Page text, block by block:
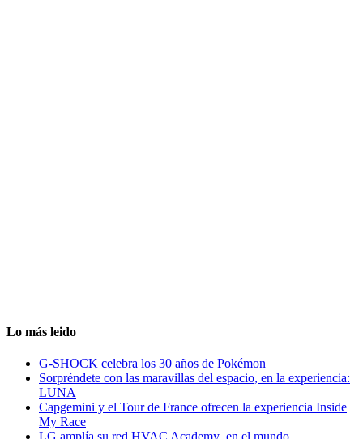
Lo más leido
G-SHOCK celebra los 30 años de Pokémon
Sorpréndete con las maravillas del espacio, en la experiencia:
LUNA
Capgemini y el Tour de France ofrecen la experiencia Inside
My Race